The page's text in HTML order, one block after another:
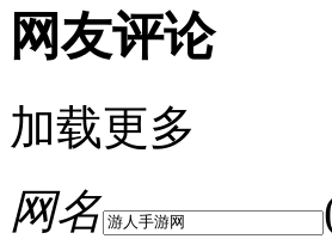
网友评论
加载更多
网名